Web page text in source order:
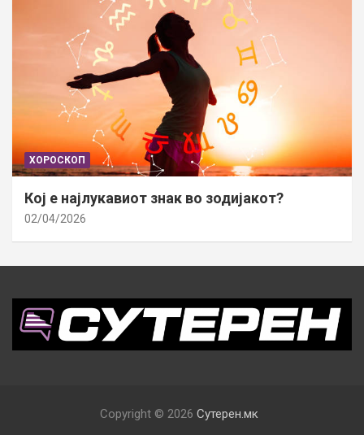
ХОРОСКОП
Кој е најлукавиот знак во зодијакот?
02/04/2026
Copyright © 2026 Сутерен.мк